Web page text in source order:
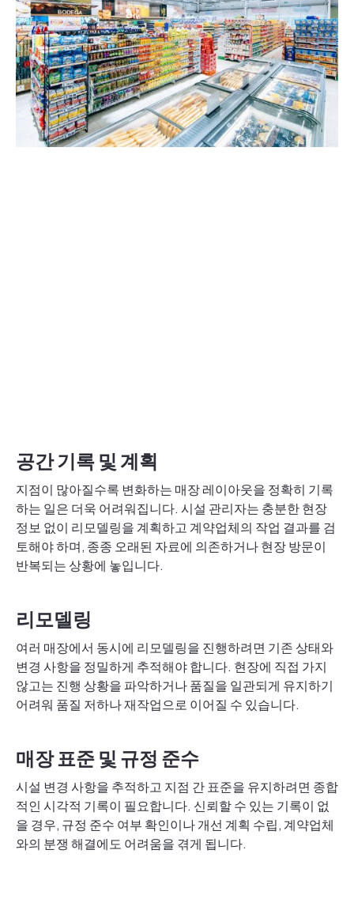
공간 기록 및 계획
지점이 많아질수록 변화하는 매장 레이아웃을 정확히 기록
하는 일은 더욱 어려워집니다. 시설 관리자는 충분한 현장
정보 없이 리모델링을 계획하고 계약업체의 작업 결과를 검
토해야 하며, 종종 오래된 자료에 의존하거나 현장 방문이
반복되는 상황에 놓입니다.
리모델링
여러 매장에서 동시에 리모델링을 진행하려면 기존 상태와
변경 사항을 정밀하게 추적해야 합니다. 현장에 직접 가지
않고는 진행 상황을 파악하거나 품질을 일관되게 유지하기
어려워 품질 저하나 재작업으로 이어질 수 있습니다.
매장 표준 및 규정 준수
시설 변경 사항을 추적하고 지점 간 표준을 유지하려면 종합
적인 시각적 기록이 필요합니다. 신뢰할 수 있는 기록이 없
을 경우, 규정 준수 여부 확인이나 개선 계획 수립, 계약업체
와의 분쟁 해결에도 어려움을 겪게 됩니다.